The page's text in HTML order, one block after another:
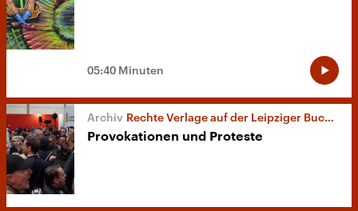
05:40 Minuten
Rechte Verlage auf der Leipziger Buchmesse
Provokationen und Proteste